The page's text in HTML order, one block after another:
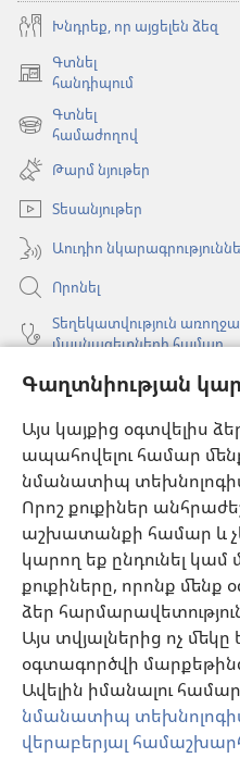
Գաղտնիության
Այս կայքից օգտվելիս
ապահովելու համար
նմանատիպ
Որոշ քուքիներ
աշխատանքի համար և
կարող եք ընդունել կամ
քուքիները, որոնք մենք
ձեր
Այս տվյալներից ոչ
օգտագործվի
Ավելին իմանալու
նմանատիպ
վերաբերյալ
Խնդրեք, որ այցելեն ձեզ
Գտնել
հանդիպում
(բացվում
նոր
պատուհան)
Գտնել
համաժողով
(բացվում
նոր
պատուհան)
Թարմ նյութեր
Տեսանյութեր
Աուդիո
Որոնել
Տեղեկատվություն
մասնագետների համար
Գլոբալ հաղորդակցություն
Օգնություն
Նվիրատվություններ
(բացվում
է
նոր
պատուհան)
Դիտարանի ՕՆԼԱՅՆ
(բացվում
է
նոր
պատուհան)
JW Hub
(բացվում
է
նոր
պատուհան)
JW Library® հավելված
Watchtower Library